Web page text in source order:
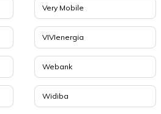
Very Mobile
VIVIenergia
Webank
Widiba